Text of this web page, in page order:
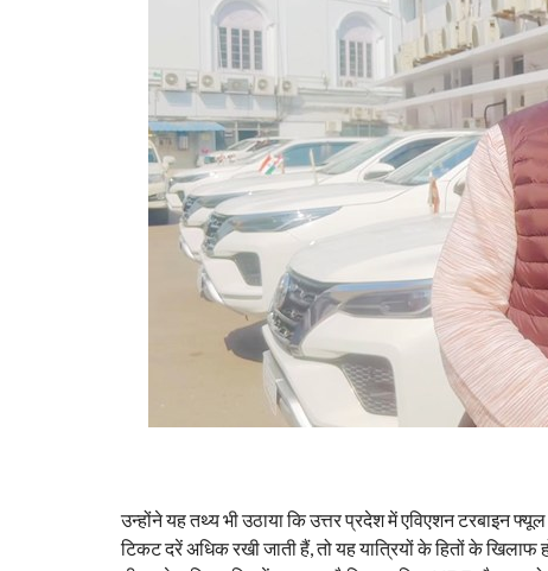
उन्होंने यह तथ्य भी उठाया कि उत्तर प्रदेश में एविएशन
टिकट दरें अधिक रखी जाती हैं, तो यह यात्रियों के हितों के